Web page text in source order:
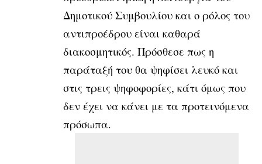
Δημοτικού Συμβουλίου και ο ρόλος του
αντιπροέδρου είναι καθαρά
διακοσμητικός. Πρόσθεσε πως η
παράταξή του θα ψηφίσει λευκό και
στις τρεις ψηφοφορίες, κάτι όμως που
δεν έχει να κάνει με τα προτεινόμενα
πρόσωπα.